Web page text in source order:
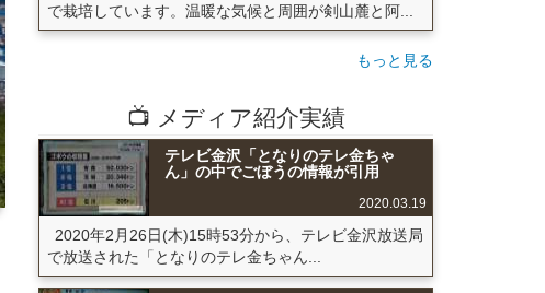
で栽培しています。温暖な気候と周囲が剣山麓と阿...
もっと見る
📺 メディア紹介実績
テレビ金沢「となりのテレ金ちゃ
ん」の中でごぼうの情報が引用
2020.03.19
2020年2月26日(木)15時53分から、テレビ金沢放送局
で放送された「となりのテレ金ちゃん...